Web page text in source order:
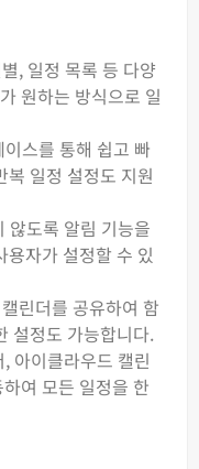
, 일정 목록 등 다양
원하는 방식으로 일
스를 통해 쉽고 빠
복 일정 설정도 지원
않도록 알림 기능을
용자가 설정할 수 있
린더를 공유하여 함
설정도 가능합니다.
아이클라우드 캘린
여 모든 일정을 한